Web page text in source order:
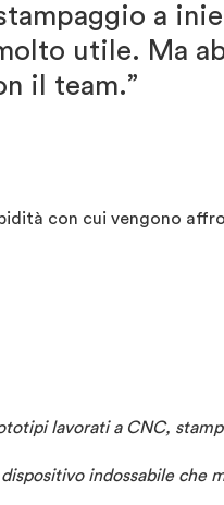
a
utile. Ma
il team.”
con cui vengono
lavorati a CNC,
indossabile che